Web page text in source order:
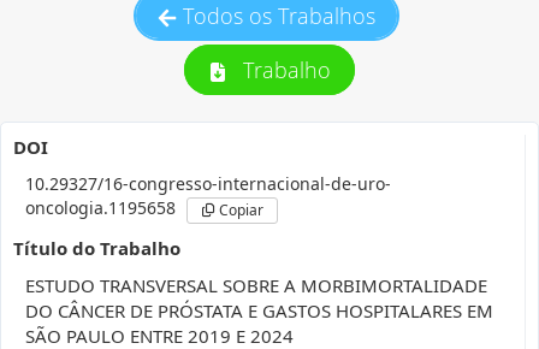
Todos os Trabalhos
Trabalho
DOI
10.29327/16-congresso-internacional-de-uro-
oncologia.1195658
Copiar
Título do Trabalho
ESTUDO TRANSVERSAL SOBRE A MORBIMORTALIDADE
DO CÂNCER DE PRÓSTATA E GASTOS HOSPITALARES EM
SÃO PAULO ENTRE 2019 E 2024